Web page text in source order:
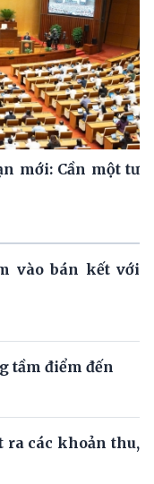
mới: Cần một tư
vào bán kết với
tầm điểm đến
ra các khoản thu,